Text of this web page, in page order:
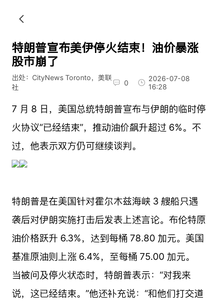
特朗普宣布美伊停火结束！油价暴涨
股市崩了
出处：CityNews Toronto，美联
社
0
2026-07-08
16:28
7 月 8 日，美国总统特朗普宣布与伊朗的临时停
火协议“已经结束”，推动油价飙升超过 6%。不
过，他表示双方仍可继续谈判。
特朗普是在美国针对霍尔木兹海峡 3 艘船只遇
袭后对伊朗实施打击后发表上述言论。布伦特原
油价格跃升 6.3%，达到每桶 78.80 加元。美国
基准原油则上涨 6.4%，至每桶 75.00 加元。
当被问及停火状态时，特朗普表示：“对我来
说，这已经结束。”他还补充说：“和他们打交道